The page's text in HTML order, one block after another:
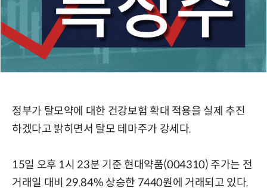
정부가 탈모약에 대한 건강보험 확대 적용을 실제 추진
하겠다고 밝히면서 탈모 테마주가 강세다.
15일 오후 1시 23분 기준 현대약품(004310) 주가는 전
거래일 대비 29.84% 상승한 7440원에 거래되고 있다.